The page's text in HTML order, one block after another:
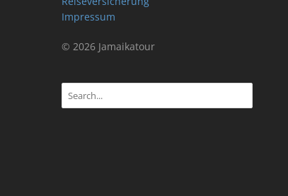
Impressum
© 2026 Jamaikatour